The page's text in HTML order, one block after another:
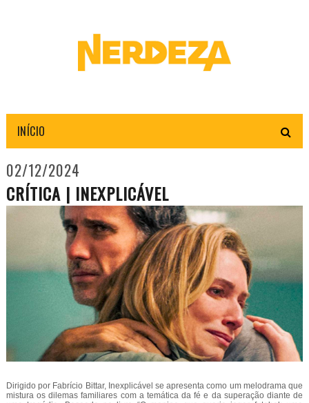
INÍCIO
02/12/2024
CRÍTICA | INEXPLICÁVEL
Dirigido por Fabrício Bittar, Inexplicável se apresenta como um melodrama que
mistura os dilemas familiares com a temática da fé e da superação diante de